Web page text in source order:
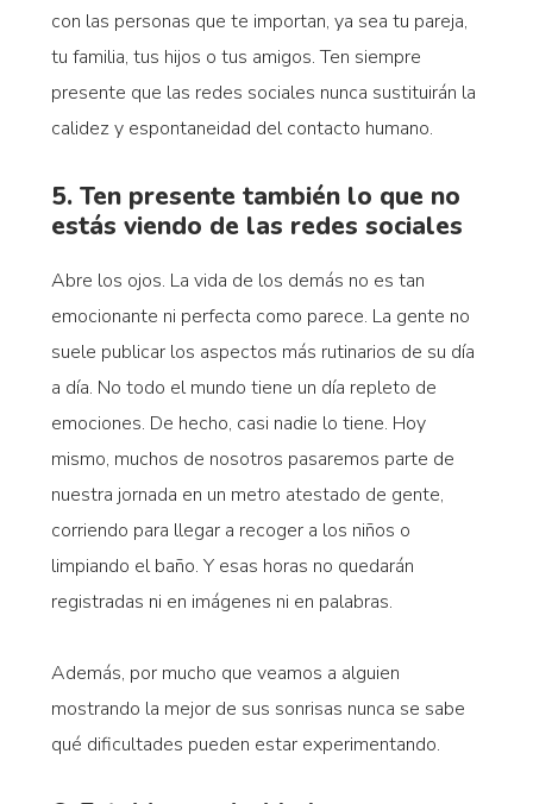
con las personas que te importan, ya sea tu pareja,
tu familia, tus hijos o tus amigos. Ten siempre
presente que las redes sociales nunca sustituirán la
calidez y espontaneidad del contacto humano.
5. Ten presente también lo que no
estás viendo de las redes sociales
Abre los ojos. La vida de los demás no es tan
emocionante ni perfecta como parece. La gente no
suele publicar los aspectos más rutinarios de su día
a día. No todo el mundo tiene un día repleto de
emociones. De hecho, casi nadie lo tiene. Hoy
mismo, muchos de nosotros pasaremos parte de
nuestra jornada en un metro atestado de gente,
corriendo para llegar a recoger a los niños o
limpiando el baño. Y esas horas no quedarán
registradas ni en imágenes ni en palabras.
Además, por mucho que veamos a alguien
mostrando la mejor de sus sonrisas nunca se sabe
qué dificultades pueden estar experimentando.